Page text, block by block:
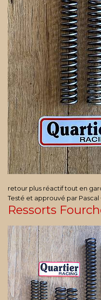
retour plus réactif tout en
Testé et approuvé par Pascal
Ressorts